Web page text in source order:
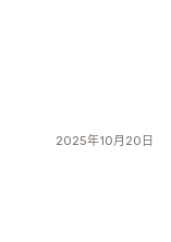
2025年10月20日